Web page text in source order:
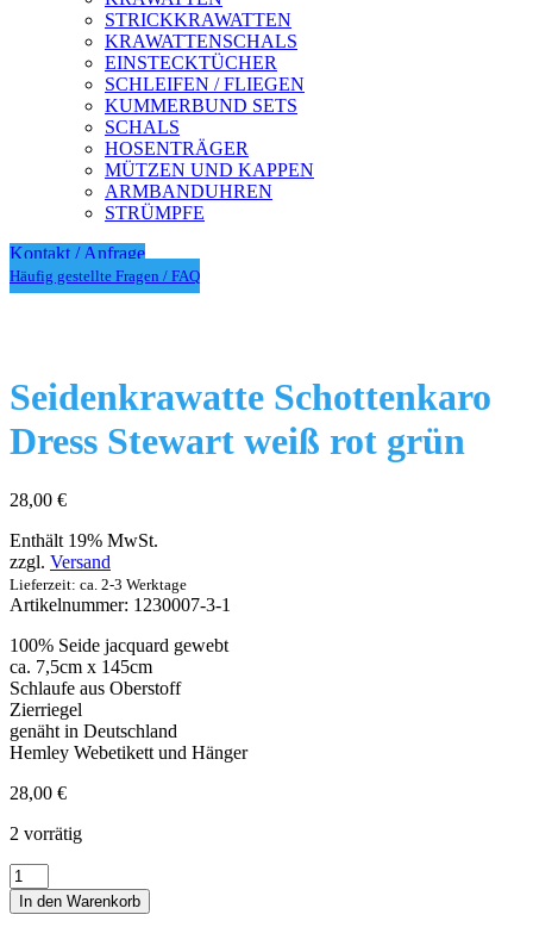
STRICKKRAWATTEN
KRAWATTENSCHALS
EINSTECKTÜCHER
SCHLEIFEN / FLIEGEN
KUMMERBUND SETS
SCHALS
HOSENTRÄGER
MÜTZEN UND KAPPEN
ARMBANDUHREN
STRÜMPFE
Kontakt / Anfrage
Häufig gestellte Fragen / FAQ
Seidenkrawatte Schottenkaro
Dress Stewart weiß rot grün
28,00 €
Enthält 19% MwSt.
zzgl. Versand
Lieferzeit: ca. 2-3 Werktage
Artikelnummer: 1230007-3-1
100% Seide jacquard gewebt
ca. 7,5cm x 145cm
Schlaufe aus Oberstoff
Zierriegel
genäht in Deutschland
Hemley Webetikett und Hänger
28,00 €
2 vorrätig
Seidenkrawatte
Schottenkaro
Dress
In den Warenkorb